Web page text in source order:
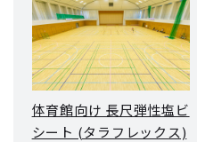
体育館向け 長尺弾性塩ビ
シート (タラフレックス)